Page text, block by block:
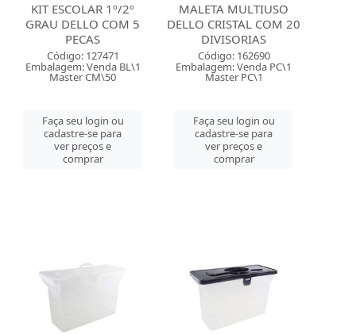
KIT ESCOLAR 1º/2º
GRAU DELLO COM 5
PECAS
Código: 127471
Embalagem: Venda BL\1
Master CM\50
Faça seu login ou
cadastre-se para
ver preços e
comprar
MALETA MULTIUSO
DELLO CRISTAL COM 20
DIVISORIAS
Código: 162690
Embalagem: Venda PC\1
Master PC\1
Faça seu login ou
cadastre-se para
ver preços e
comprar